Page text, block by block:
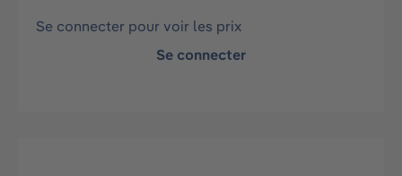
Se connecter pour voir les prix
Se connecter